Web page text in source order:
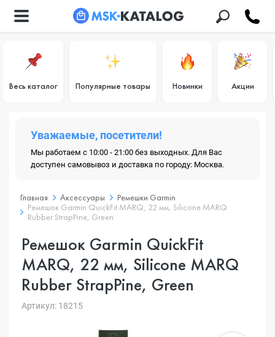
Весь каталог Популярные товары Новинки Акции
Уважаемые, посетители!
Мы работаем с 10:00 - 21:00 без выходных. Для Вас
доступен самовывоз и доставка по городу: Москва.
Главная Аксессуары
Ремешки Garmin
Ремешок Garmin QuickFit MARQ, 22 мм, Silicone MARQ
Rubber StrapPine, Green
Ремешок Garmin QuickFit
MARQ, 22 мм, Silicone MARQ
Rubber StrapPine, Green
Артикул: 18215